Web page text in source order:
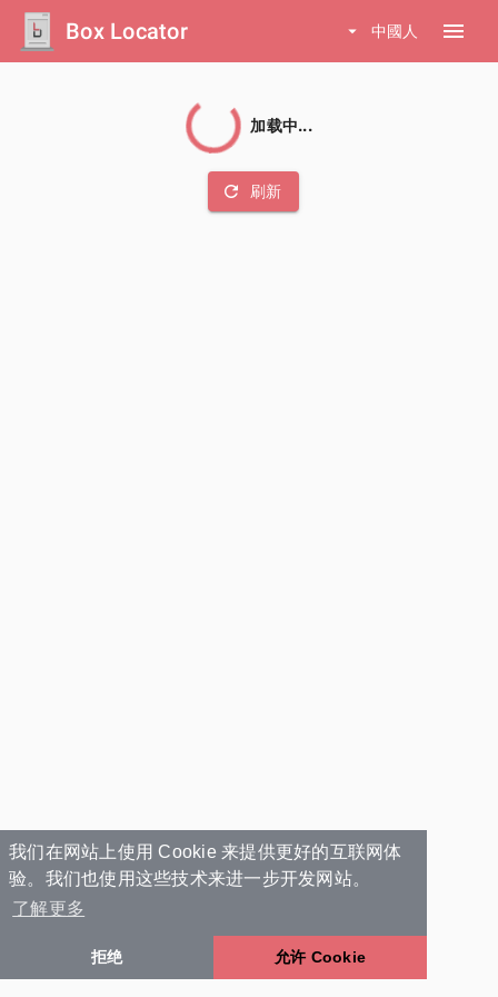
我们在网站上使用 Cookie 来提供更好的互联网体
验。我们也使用这些技术来进一步开发网站。
了解更多
拒绝 允许 Cookie
Box Locator arrow_drop_down 中國人 menu
加载中...
refresh 刷新